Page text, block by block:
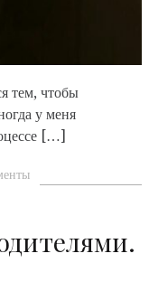
тем, чтобы
у меня
[…]